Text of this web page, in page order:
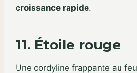
croissance rapide.
11. Étoile rouge
Une cordyline frappante au